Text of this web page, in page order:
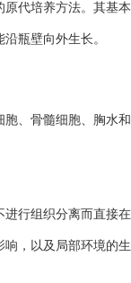
培养方法。其基
瓶壁向外生长。
骨髓细胞、胸水
组织分离而直接
，以及局部环境的